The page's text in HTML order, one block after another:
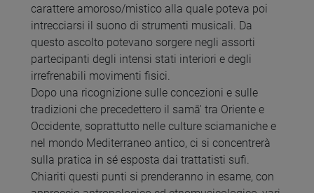
carattere amoroso/mistico alla quale poteva poi
intrecciarsi il suono di strumenti musicali. Da
questo ascolto potevano sorgere negli assorti
partecipanti degli intensi stati interiori e degli
irrefrenabili movimenti fisici.
Dopo una ricognizione sulle concezioni e sulle
tradizioni che precedettero il samā' tra Oriente e
Occidente, soprattutto nelle culture sciamaniche e
nel mondo Mediterraneo antico, ci si concentrerà
sulla pratica in sé esposta dai trattatisti sufi.
Chiariti questi punti si prenderanno in esame, con